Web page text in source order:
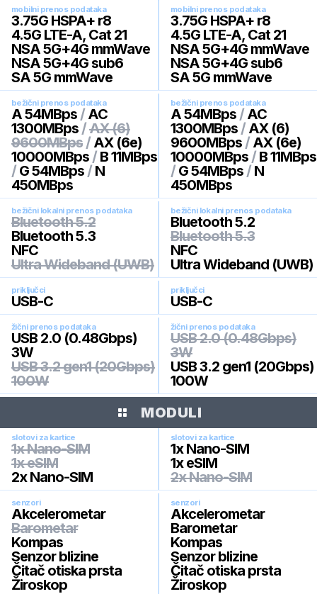
mobilni prenos podataka
3.75G HSPA+ r8
4.5G LTE-A, Cat 21
NSA 5G+4G mmWave
NSA 5G+4G sub6
SA 5G mmWave
mobilni prenos podataka
3.75G HSPA+ r8
4.5G LTE-A, Cat 21
NSA 5G+4G mmWave
NSA 5G+4G sub6
SA 5G mmWave
bežični prenos podataka
A 54MBps / AC
1300MBps /AX (6)
9600MBps / AX (6e)
10000MBps / B 11MBps
/ G 54MBps / N
450MBps
bežični prenos podataka
A 54MBps / AC
1300MBps / AX (6)
9600MBps / AX (6e)
10000MBps / B 11MBps
/ G 54MBps / N
450MBps
bežični lokalni prenos podataka
Bluetooth 5.2
Bluetooth 5.3
NFC
Ultra Wideband (UWB)
bežični lokalni prenos podataka
Bluetooth 5.2
Bluetooth 5.3
NFC
Ultra Wideband (UWB)
priključci
USB-C
priključci
USB-C
žični prenos podataka
USB 2.0 (0.48Gbps)
3W
USB 3.2 gen1 (20Gbps)
100W
žični prenos podataka
USB 2.0 (0.48Gbps)
3W
USB 3.2 gen1 (20Gbps)
100W
MODULI
slotovi za kartice
1x Nano-SIM
1x eSIM
2x Nano-SIM
slotovi za kartice
1x Nano-SIM
1x eSIM
2x Nano-SIM
senzori
Akcelerometar
Barometar
Kompas
Senzor blizine
Čitač otiska prsta
Žiroskop
senzori
Akcelerometar
Barometar
Kompas
Senzor blizine
Čitač otiska prsta
Žiroskop